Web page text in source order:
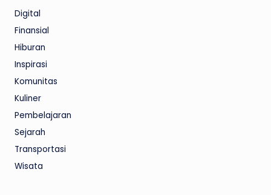
Digital
Finansial
Hiburan
Inspirasi
Komunitas
Kuliner
Pembelajaran
Sejarah
Transportasi
Wisata